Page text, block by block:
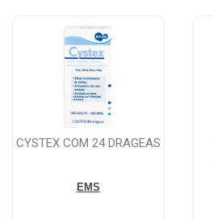
CYSTEX COM 24 DRAGEAS
EMS